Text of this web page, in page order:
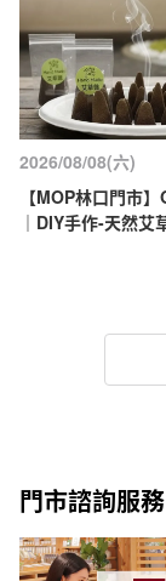
2026/08/08(六)
【MOP林口門市
｜DIY手作-天然艾
門市諮詢服務